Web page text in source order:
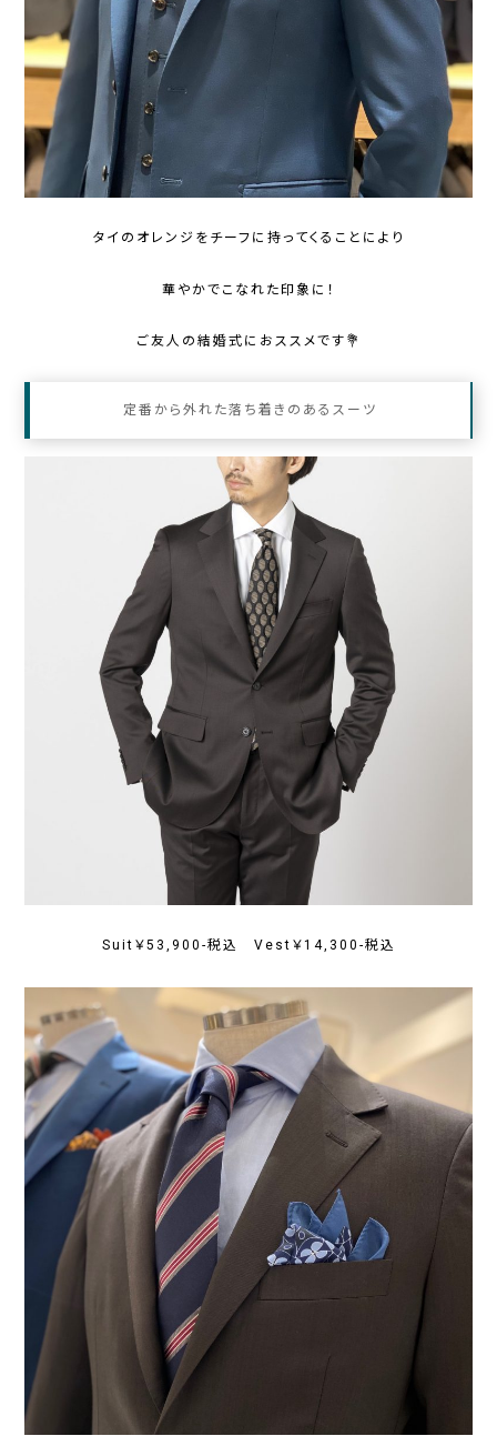
タイのオレンジをチーフに持ってくることにより
華やかでこなれた印象に！
ご友人の結婚式におススメです💐
定番から外れた落ち着きのあるスーツ
Suit￥53,900-税込 Vest￥14,300-税込